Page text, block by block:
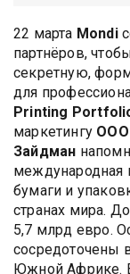
22 марта Mondi
партнёров,
секретную,
для
Printing
маркетингу ООО
Зайдман
международная
бумаги и
странах мира.
5,7 млрд евро.
сосредоточены
Южной Африке.